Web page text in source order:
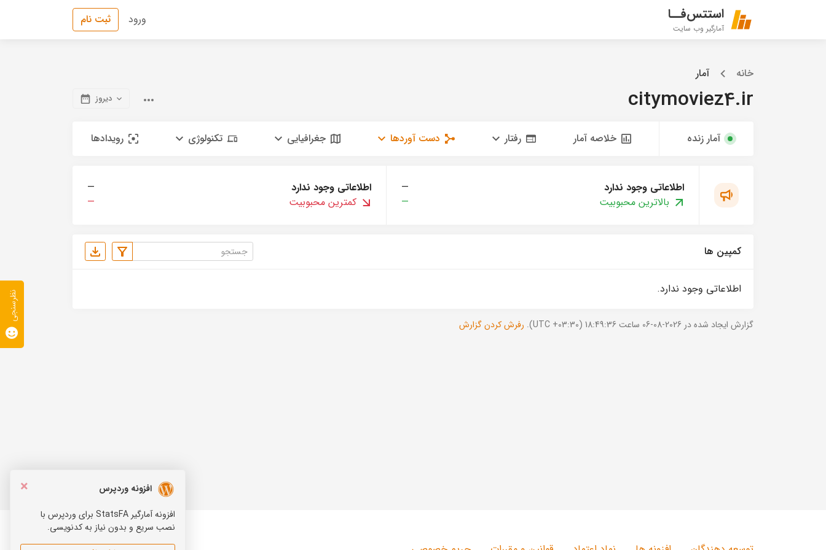
استتس‌فــا
آمارگیر وب سایت
ورود ثبت نام
خانه آمار
citymoviez4.ir دیروز
آمار زنده خلاصه آمار رفتار دست آوردها جغرافیایی تکنولوژی رویدادها
اطلاعاتی وجود ندارد
—
بالاترین محبوبیت
—
اطلاعاتی وجود ندارد
—
کمترین محبوبیت
—
کمپین ها
اطلاعاتی وجود ندارد.
گزارش ایجاد شده در 2026-08-06 ساعت 18:49:36 (UTC +03:30). رفرش کردن گزارش
×
افزونه وردپرس
افزونه آمارگیر StatsFA برای وردپرس با
نصب سریع و بدون نیاز به کدنویسی.
نظرسنجی